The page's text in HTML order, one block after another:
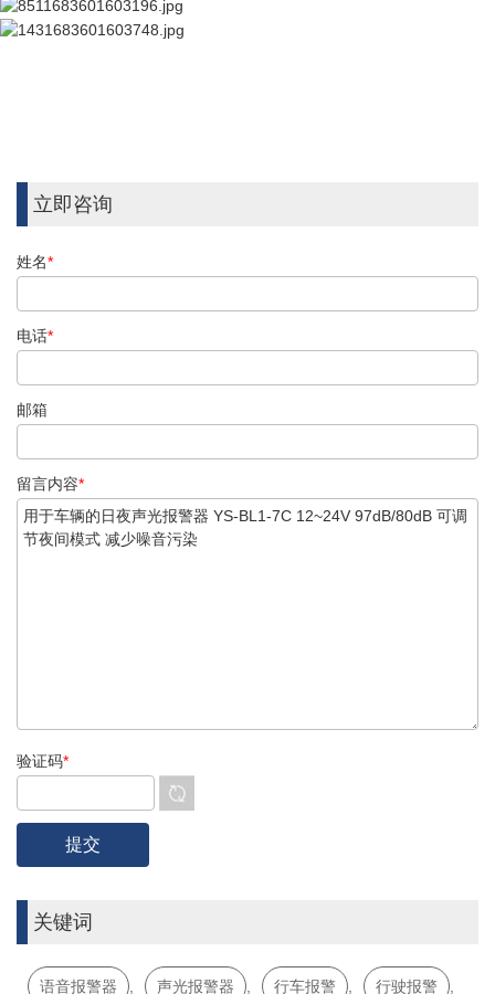
立即咨询
姓名*
电话*
邮箱
留言内容*
验证码*
关键词
语音报警器 , 声光报警器 , 行车报警 , 行驶报警 ,